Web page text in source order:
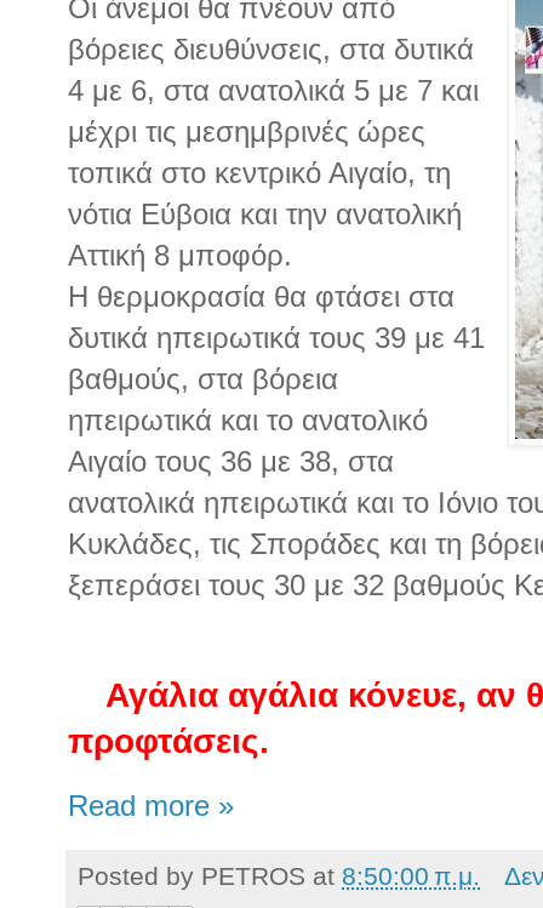
Οι άνεμοι θα πνέουν από
βόρειες διευθύνσεις, στα δυτικά
4 με 6, στα ανατολικά 5 με 7 και
μέχρι τις μεσημβρινές ώρες
τοπικά στο κεντρικό Αιγαίο, τη
νότια Εύβοια και την ανατολική
Αττική 8 μποφόρ.
Η θερμοκρασία θα φτάσει στα
δυτικά ηπειρωτικά τους 39 με 41
βαθμούς, στα βόρεια
ηπειρωτικά και το ανατολικό
Αιγαίο τους 36 με 38, στα
ανατολικά ηπειρωτικά και το Ιόνιο
Κυκλάδες, τις Σποράδες και τη
ξεπεράσει τους 30 με 32 βαθμούς
Αγάλια αγάλια κόνευε, αν
προφτάσεις.
Read more »
Posted by PETROS at 8:50:00 π.μ.